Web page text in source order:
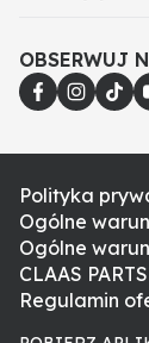
OBSERWUJ
Polityka
Ogólne
Ogólne
CLAAS
Regulamin